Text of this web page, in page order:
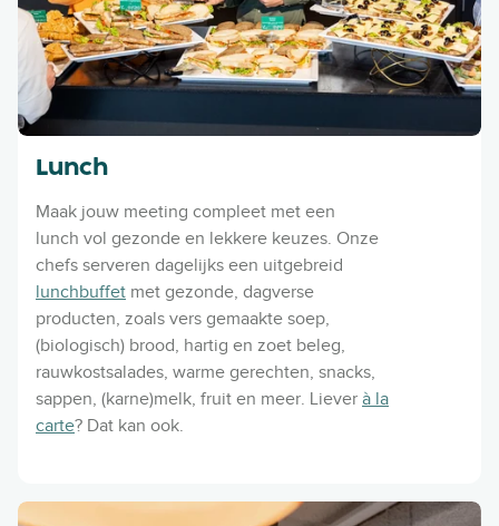
Lunch
Maak jouw meeting compleet met een
lunch vol gezonde en lekkere keuzes. Onze
chefs serveren dagelijks een uitgebreid
lunchbuffet met gezonde, dagverse
producten, zoals vers gemaakte soep,
(biologisch) brood, hartig en zoet beleg,
rauwkostsalades, warme gerechten, snacks,
sappen, (karne)melk, fruit en meer. Liever à la
carte? Dat kan ook.